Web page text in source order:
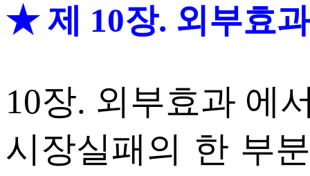
★ 제 10장. 외부효
10장. 외부효과 에
시장실패의 한 부